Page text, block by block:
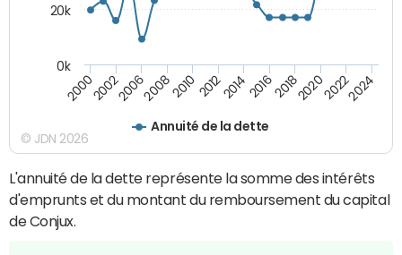
Annuité de la dette
20002002200620082010 2012201420162018202020222024
0k
20k
© JDN 2026
L'annuité de la dette représente la somme des intérêts
d'emprunts et du montant du remboursement du capital
de Conjux.